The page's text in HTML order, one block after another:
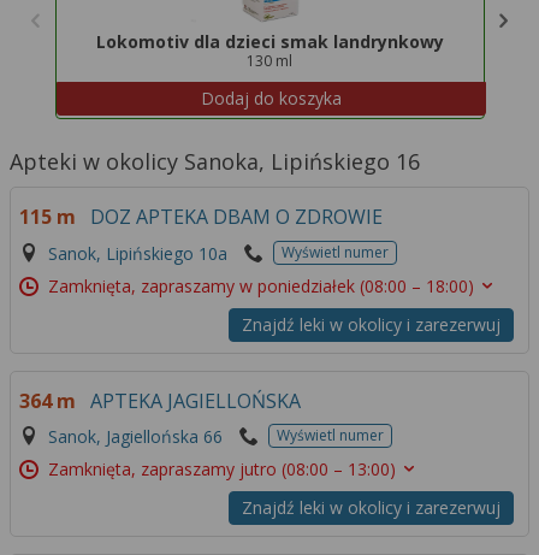
Lokomotiv dla dzieci smak landrynkowy
130 ml
Dodaj do koszyka
Apteki w okolicy Sanoka, Lipińskiego 16
115 m DOZ APTEKA DBAM O ZDROWIE
Sanok, Lipińskiego 10a Wyświetl numer
Zamknięta, zapraszamy w poniedziałek (08:00 – 18:00)
Znajdź leki w okolicy i zarezerwuj
364 m APTEKA JAGIELLOŃSKA
Sanok, Jagiellońska 66 Wyświetl numer
Zamknięta, zapraszamy jutro (08:00 – 13:00)
Znajdź leki w okolicy i zarezerwuj